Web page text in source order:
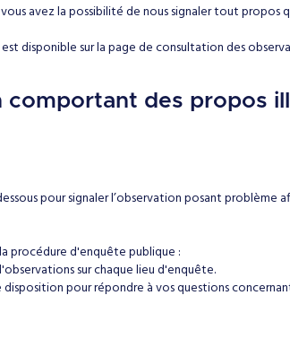
avez la possibilité de nous signaler tout
disponible sur la page de consultation des
comportant des propos
pour signaler l’observation posant problème
procédure d'enquête publique :
sur chaque lieu d'enquête.
pour répondre à vos questions